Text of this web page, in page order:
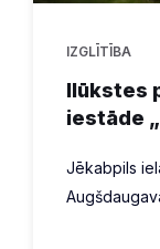
IZGLĪTĪBA
Ilūkstes
iestāde
Jēkabpils